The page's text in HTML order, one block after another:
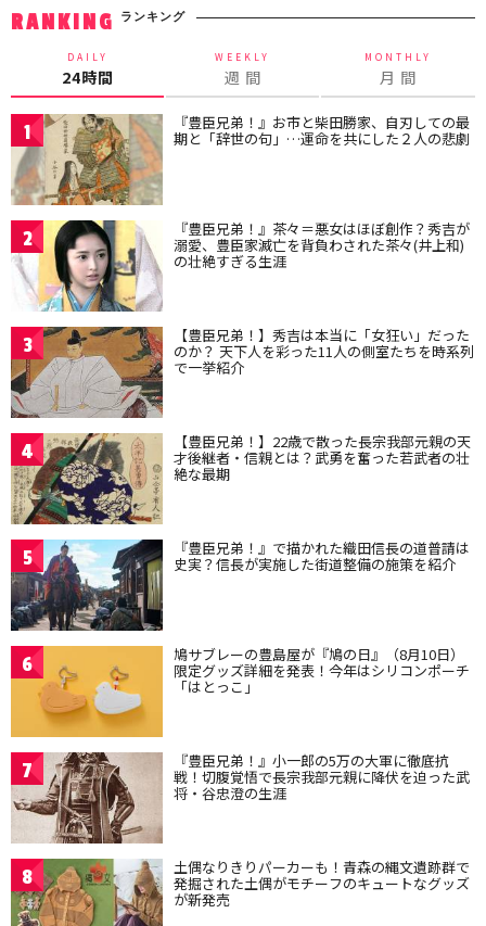
RANKING ランキング
DAILY
24時間
WEEKLY
週 間
MONTHLY
月 間
1 『豊臣兄弟！』お市と柴田勝家、自刃しての最
期と「辞世の句」…運命を共にした２人の悲劇
2 『豊臣兄弟！』茶々＝悪女はほぼ創作？秀吉が
溺愛、豊臣家滅亡を背負わされた茶々(井上和)
の壮絶すぎる生涯
3 【豊臣兄弟！】秀吉は本当に「女狂い」だった
のか？ 天下人を彩った11人の側室たちを時系列
で一挙紹介
4 【豊臣兄弟！】22歳で散った長宗我部元親の天
才後継者・信親とは？武勇を奮った若武者の壮
絶な最期
5 『豊臣兄弟！』で描かれた織田信長の道普請は
史実？信長が実施した街道整備の施策を紹介
6 鳩サブレーの豊島屋が『鳩の日』（8月10日）
限定グッズ詳細を発表！今年はシリコンポーチ
「はとっこ」
7 『豊臣兄弟！』小一郎の5万の大軍に徹底抗
戦！切腹覚悟で長宗我部元親に降伏を迫った武
将・谷忠澄の生涯
8 土偶なりきりパーカーも！青森の縄文遺跡群で
発掘された土偶がモチーフのキュートなグッズ
が新発売